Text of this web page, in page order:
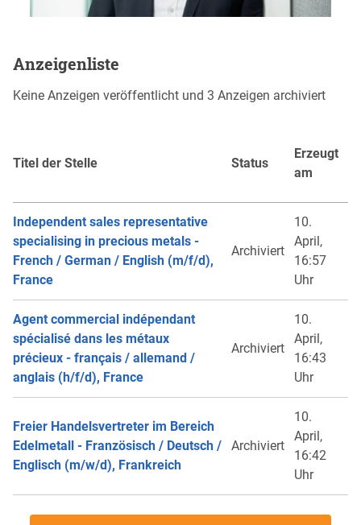
Anzeigenliste
Keine Anzeigen veröffentlicht und 3 Anzeigen archiviert
Titel der Stelle Status
Erzeugt
am
Independent sales representative
specialising in precious metals -
French / German / English (m/f/d),
France
Archiviert
10.
April,
16:57
Uhr
Agent commercial indépendant
spécialisé dans les métaux
précieux - français / allemand /
anglais (h/f/d), France
Archiviert
10.
April,
16:43
Uhr
Freier Handelsvertreter im Bereich
Edelmetall - Französisch / Deutsch /
Englisch (m/w/d), Frankreich
Archiviert
10.
April,
16:42
Uhr